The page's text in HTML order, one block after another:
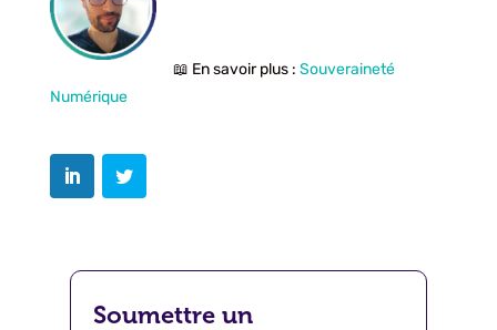
📖 En savoir plus : Souveraineté
Numérique
Soumettre un